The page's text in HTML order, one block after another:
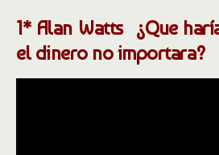
1* Alan Watts ¿Que
el dinero no importara?